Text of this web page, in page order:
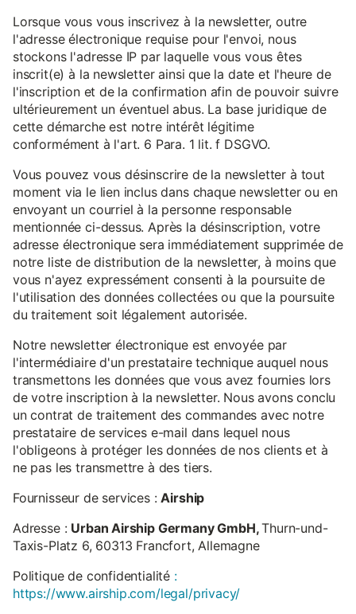
Lorsque vous vous inscrivez à la newsletter, outre
l'adresse électronique requise pour l'envoi, nous
stockons l'adresse IP par laquelle vous vous êtes
inscrit(e) à la newsletter ainsi que la date et l'heure de
l'inscription et de la confirmation afin de pouvoir suivre
ultérieurement un éventuel abus. La base juridique de
cette démarche est notre intérêt légitime
conformément à l'art. 6 Para. 1 lit. f DSGVO.
Vous pouvez vous désinscrire de la newsletter à tout
moment via le lien inclus dans chaque newsletter ou en
envoyant un courriel à la personne responsable
mentionnée ci-dessus. Après la désinscription, votre
adresse électronique sera immédiatement supprimée de
notre liste de distribution de la newsletter, à moins que
vous n'ayez expressément consenti à la poursuite de
l'utilisation des données collectées ou que la poursuite
du traitement soit légalement autorisée.
Notre newsletter électronique est envoyée par
l'intermédiaire d'un prestataire technique auquel nous
transmettons les données que vous avez fournies lors
de votre inscription à la newsletter. Nous avons conclu
un contrat de traitement des commandes avec notre
prestataire de services e-mail dans lequel nous
l'obligeons à protéger les données de nos clients et à
ne pas les transmettre à des tiers.
Fournisseur de services :Airship
Adresse : Urban Airship Germany GmbH,Thurn-und-
Taxis-Platz 6, 60313 Francfort, Allemagne
Politique de confidentialité :
https://www.airship.com/legal/privacy/